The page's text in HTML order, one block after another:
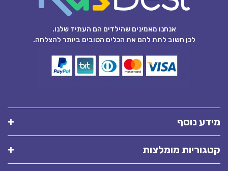
אנחנו מאמינים שהילדים הם העתיד שלנו.
לכן חשוב לתת להם את הכלים הטובים ביותר להצלחה.
מידע נוסף
קטגוריות מומלצות